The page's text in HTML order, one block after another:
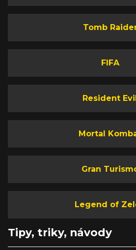
Tomb
FIFA
Resident
Mortal
Gran
Legend of
Tipy, triky, návody